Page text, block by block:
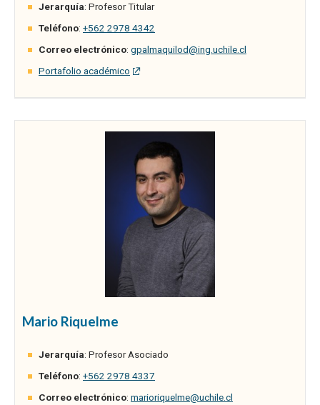
Jerarquía: Profesor Titular
Teléfono: +562 2978 4342
Correo electrónico: gpalmaquilod@ing.uchile.cl
Portafolio académico
Mario Riquelme
Jerarquía: Profesor Asociado
Teléfono: +562 2978 4337
Correo electrónico: marioriquelme@uchile.cl